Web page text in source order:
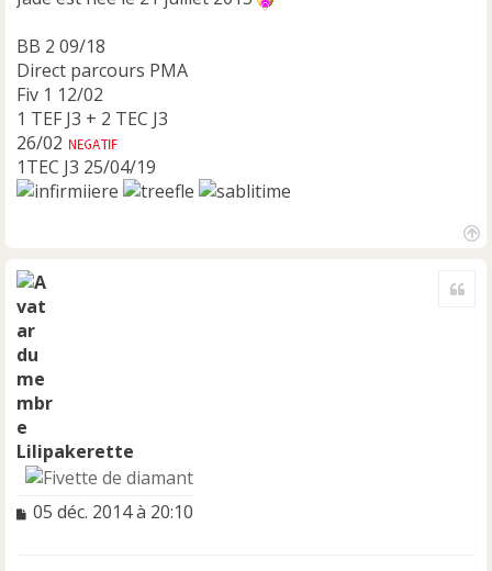
BB 2 09/18
Direct parcours PMA
Fiv 1 12/02
1 TEF J3 + 2 TEC J3
26/02
1TEC J3 25/04/19
Lilipakerette
M
05 déc. 2014 à 20:10